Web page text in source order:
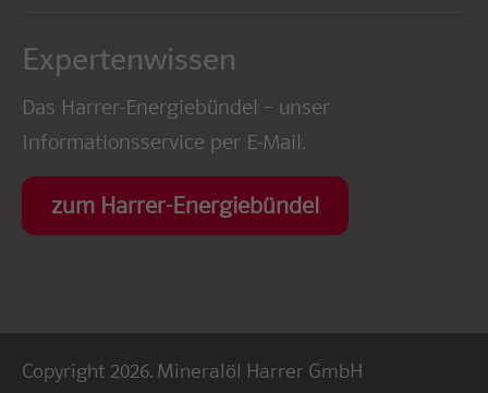
Experten­wissen
Das Harrer-Energiebündel – unser
Informationsservice per E-Mail.
zum Harrer-Energiebündel
Copyright 2026. Mineralöl Harrer GmbH